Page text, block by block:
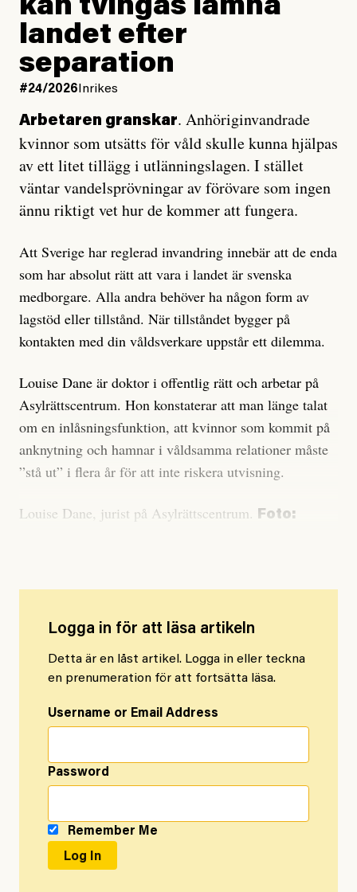
kan tvingas lämna
landet efter
separation
#24/2026 Inrikes
Arbetaren granskar. Anhöriginvandrade
kvinnor som utsätts för våld skulle kunna hjälpas
av ett litet tillägg i utlänningslagen. I stället
väntar vandelsprövningar av förövare som ingen
ännu riktigt vet hur de kommer att fungera.
Att Sverige har reglerad invandring innebär att de enda
som har absolut rätt att vara i landet är svenska
medborgare. Alla andra behöver ha någon form av
lagstöd eller tillstånd. När tillståndet bygger på
kontakten med din våldsverkare uppstår ett dilemma.
Louise Dane är doktor i offentlig rätt och arbetar på
Asylrättscentrum. Hon konstaterar att man länge talat
om en inlåsningsfunktion, att kvinnor som kommit på
anknytning och hamnar i våldsamma relationer måste
”stå ut” i flera år för att inte riskera utvisning.
Louise Dane, jurist på Asylrättscentrum. Foto:
Logga in för att läsa artikeln
Detta är en låst artikel. Logga in eller teckna
en prenumeration för att fortsätta läsa.
Username or Email Address
Password
Remember Me